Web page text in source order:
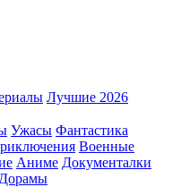
Лучшие 2026
Ужасы Фантастика
Военные
Аниме Документалки
Дорамы